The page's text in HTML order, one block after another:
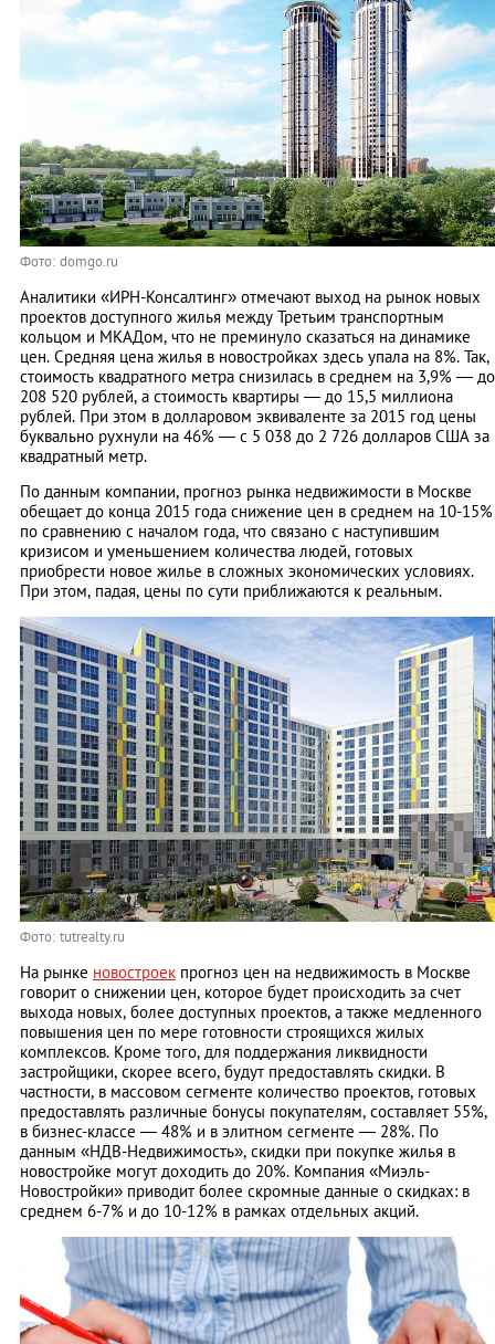
Фото: domgo.ru
Аналитики «ИРН-Консалтинг» отмечают выход на рынок новых
проектов доступного жилья между Третьим транспортным
кольцом и МКАДом, что не преминуло сказаться на динамике
цен. Средняя цена жилья в новостройках здесь упала на 8%. Так,
стоимость квадратного метра снизилась в среднем на 3,9% — до
208 520 рублей, а стоимость квартиры — до 15,5 миллиона
рублей. При этом в долларовом эквиваленте за 2015 год цены
буквально рухнули на 46% — с 5 038 до 2 726 долларов США за
квадратный метр.
По данным компании, прогноз рынка недвижимости в Москве
обещает до конца 2015 года снижение цен в среднем на 10-15%
по сравнению с началом года, что связано с наступившим
кризисом и уменьшением количества людей, готовых
приобрести новое жилье в сложных экономических условиях.
При этом, падая, цены по сути приближаются к реальным.
Фото: tutrealty.ru
На рынке новостроек прогноз цен на недвижимость в Москве
говорит о снижении цен, которое будет происходить за счет
выхода новых, более доступных проектов, а также медленного
повышения цен по мере готовности строящихся жилых
комплексов. Кроме того, для поддержания ликвидности
застройщики, скорее всего, будут предоставлять скидки. В
частности, в массовом сегменте количество проектов, готовых
предоставлять различные бонусы покупателям, составляет 55%,
в бизнес-классе — 48% и в элитном сегменте — 28%. По
данным «НДВ-Недвижимость», скидки при покупке жилья в
новостройке могут доходить до 20%. Компания «Миэль-
Новостройки» приводит более скромные данные о скидках: в
среднем 6-7% и до 10-12% в рамках отдельных акций.